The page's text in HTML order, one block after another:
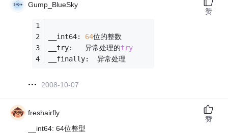
Gump_BlueSky
__int64: 64位的整数
__try:   异常处理的try
__finally:  异常处理
2008-10-07
赞
freshairfly
__int64: 64位整型
赞